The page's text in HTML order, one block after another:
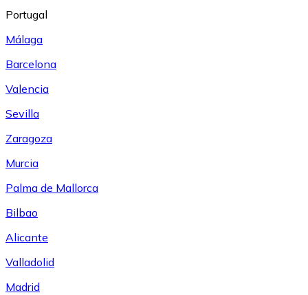
Portugal
Málaga
Barcelona
Valencia
Sevilla
Zaragoza
Murcia
Palma de Mallorca
Bilbao
Alicante
Valladolid
Madrid